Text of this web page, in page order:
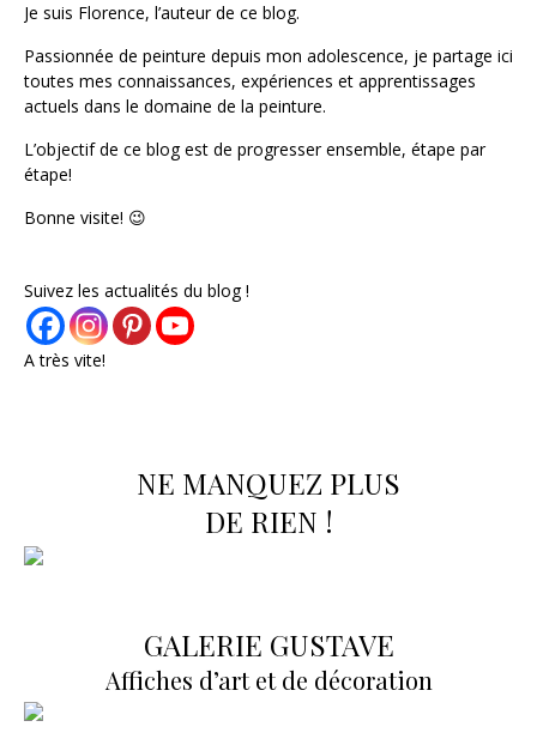
Je suis Florence, l’auteur de ce blog.
Passionnée de peinture depuis mon adolescence, je partage ici
toutes mes connaissances, expériences et apprentissages
actuels dans le domaine de la peinture.
L’objectif de ce blog est de progresser ensemble, étape par
étape!
Bonne visite! 😉
Suivez les actualités du blog !
A très vite!
NE MANQUEZ PLUS
DE RIEN !
GALERIE GUSTAVE
Affiches d’art et de décoration